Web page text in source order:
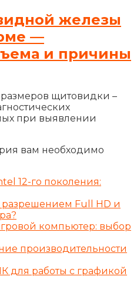
железы
—
и причины
щитовидки –
при выявлении
вам необходимо
12-го поколения:
Full HD и
компьютер: выбор
производительности
для работы с графикой